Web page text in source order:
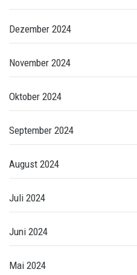
Dezember 2024
November 2024
Oktober 2024
September 2024
August 2024
Juli 2024
Juni 2024
Mai 2024